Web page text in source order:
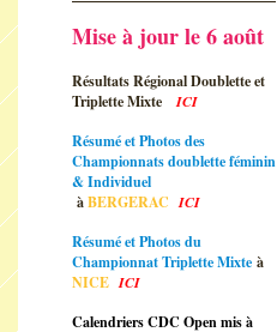
Mise à jour le 6 août
Résultats Régional Doublette et
Triplette Mixte
ICI
Résumé et Photos des
Championnats doublette féminin
& Individuel
àBERGERACICI
Résumé et Photos du
Championnat Triplette Mixte à
NICEICI
Calendriers CDC Open mis à